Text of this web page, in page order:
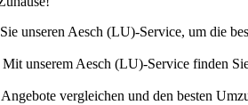
unseren Aesch (LU)-Service, um die
unserem Aesch (LU)-Service finden
vergleichen und den besten